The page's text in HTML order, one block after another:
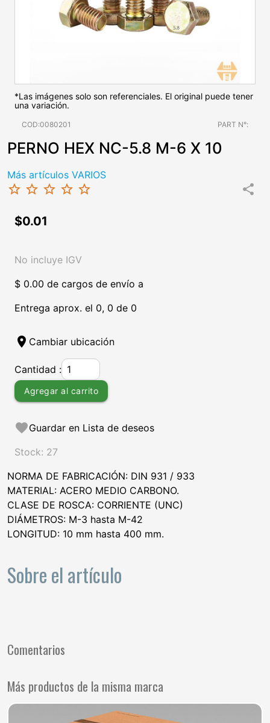
*Las imágenes solo son referenciales. El original puede tener
una variación.
COD:0080201 PART N°:
PERNO HEX NC-5.8 M-6 X 10
Más artículos VARIOS
star_border star_border star_border star_border star_border share
$0.01
No incluye IGV
$ 0.00 de cargos de envío a
Entrega aprox. el 0, 0 de 0
location_on Cambiar ubicación
Cantidad :
Agregar al carrito
favoriteGuardar en Lista de deseos
Stock: 27
NORMA DE FABRICACIÓN: DIN 931 / 933
MATERIAL: ACERO MEDIO CARBONO.
CLASE DE ROSCA: CORRIENTE (UNC)
DIÁMETROS: M-3 hasta M-42
LONGITUD: 10 mm hasta 400 mm.
Sobre el artículo
Comentarios
Más productos de la misma marca